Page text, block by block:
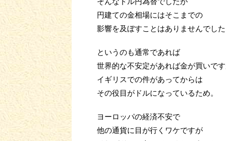
円建ての金相場にはそこまでの
影響を及ぼすことはありませんでし
というのも通常であれば
世界的な不安定があれば金が買いで
イギリスでの件があってからは
その役目がドルになっているため。
ヨーロッパの経済不安で
他の通貨に目が行くワケですが